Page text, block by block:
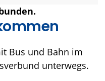
Bus und Bahn im
unterwegs.